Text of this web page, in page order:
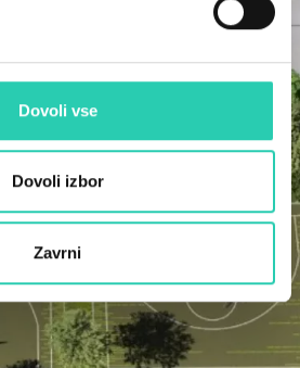
Dovoli vse
Dovoli izbor
Zavrni